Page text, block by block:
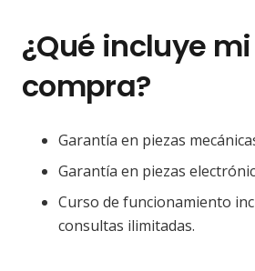
¿Qué incluye mi
compra?
Garantía en piezas
Garantía en piezas
Curso de funcionamiento
consultas ilimitadas.